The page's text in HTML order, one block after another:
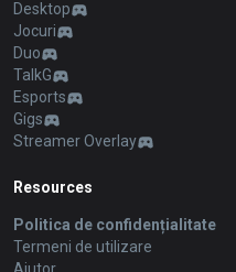
Desktop
Jocuri
Duo
TalkG
Esports
Gigs
Streamer Overlay
Resources
Politica de confidențialitate
Termeni de utilizare